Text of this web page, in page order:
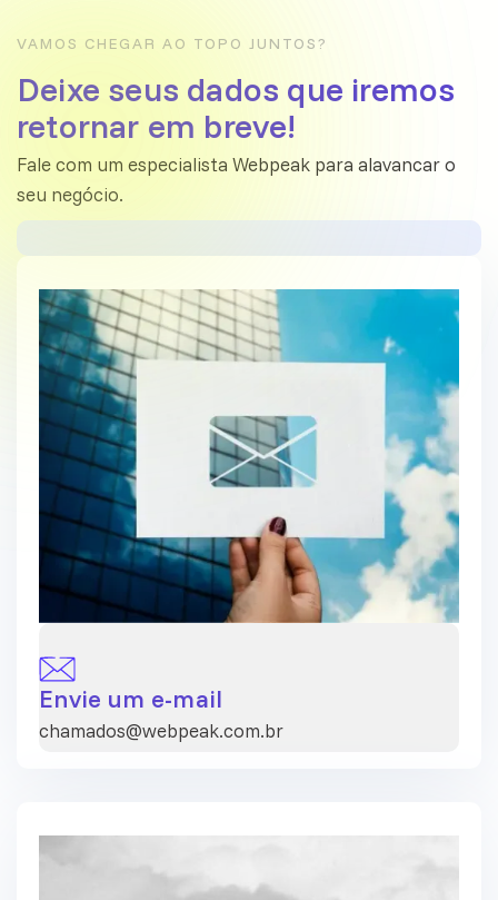
VAMOS CHEGAR AO TOPO JUNTOS?
Deixe seus dados que iremos
retornar em breve!
Fale com um especialista Webpeak para alavancar o
seu negócio.
Envie um e-mail
chamados@webpeak.com.br